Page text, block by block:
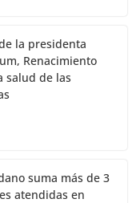
la presidenta
Renacimiento
salud de las
suma más de 3
atendidas en